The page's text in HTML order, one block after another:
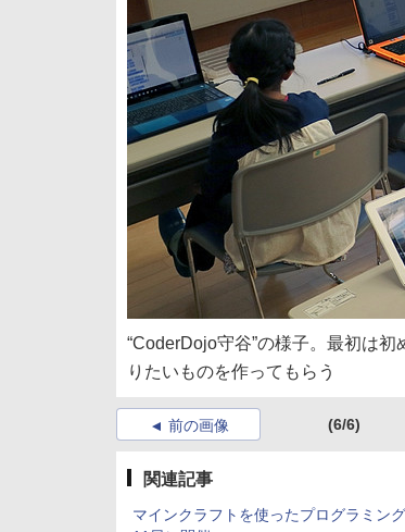
“CoderDojo守谷”の様子。最初は
りたいものを作ってもらう
前の画像 (6/6)
関連記事
マインクラフトを使ったプログラミン